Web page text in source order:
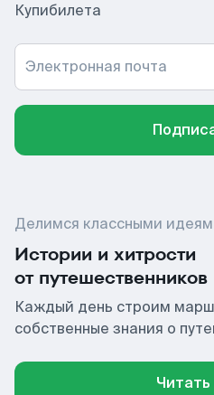
Купибилета
Электронная почта
Делимся классными
Истории и хитрости
от путешественников
Каждый день строим
собственные знания о
Читать